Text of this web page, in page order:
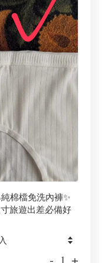
棉檔免洗內褲✨
旅遊出差必備好
- +